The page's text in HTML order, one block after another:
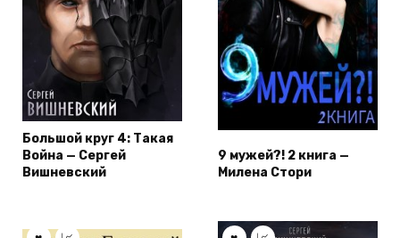
Большой круг 4: Такая
Война — Сергей
Вишневский
9 мужей?! 2 книга —
Милена Стори